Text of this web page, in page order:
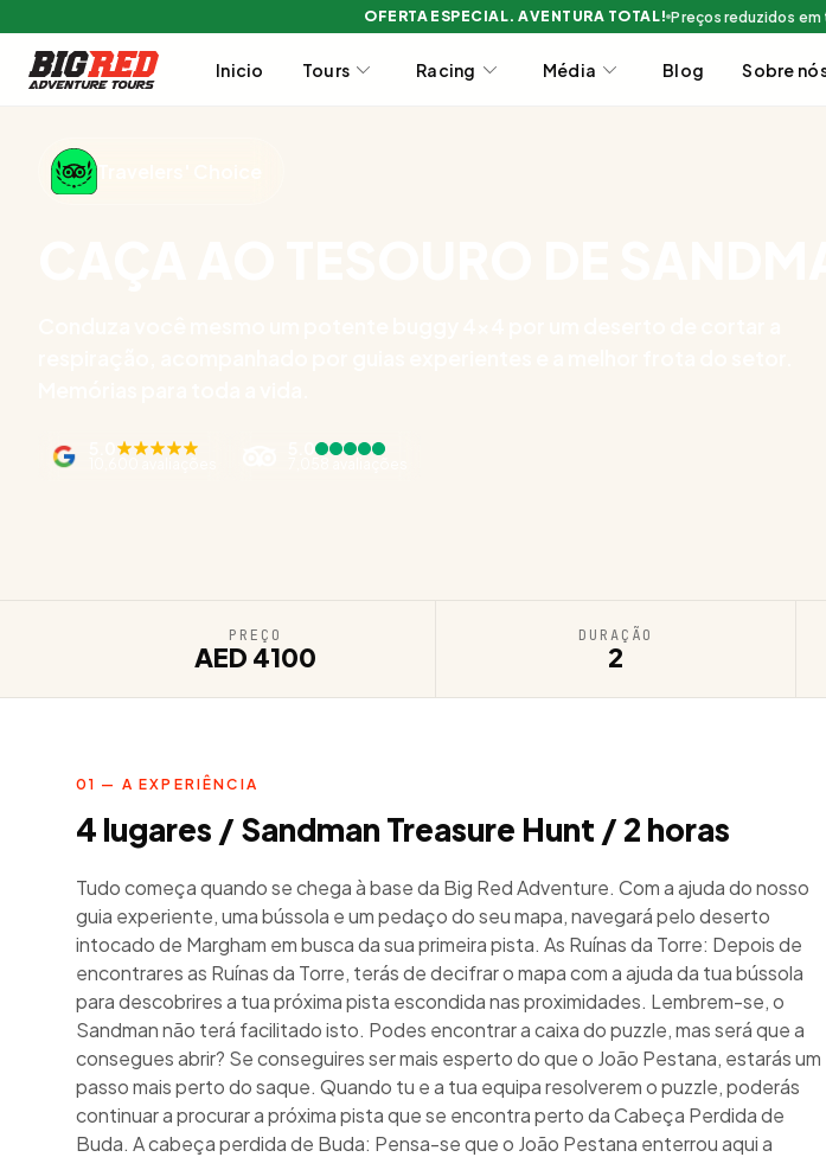
OFERTA ESPECIAL. AVENTURA TOTAL! Preços reduzidos
Inicio Tours Racing Média Blog Sobre
5.0
PREÇO
AED 4100
DURAÇÃO
2
01 — A EXPERIÊNCIA
4 lugares / Sandman Treasure Hunt / 2 horas
Tudo começa quando se chega à base da Big Red Adventure. Com a ajuda do nosso
guia experiente, uma bússola e um pedaço do seu mapa, navegará pelo deserto
intocado de Margham em busca da sua primeira pista. As Ruínas da Torre: Depois de
encontrares as Ruínas da Torre, terás de decifrar o mapa com a ajuda da tua bússola
para descobrires a tua próxima pista escondida nas proximidades. Lembrem-se, o
Sandman não terá facilitado isto. Podes encontrar a caixa do puzzle, mas será que a
consegues abrir? Se conseguires ser mais esperto do que o João Pestana, estarás um
passo mais perto do saque. Quando tu e a tua equipa resolverem o puzzle, poderás
continuar a procurar a próxima pista que se encontra perto da Cabeça Perdida de
Buda. A cabeça perdida de Buda: Pensa-se que o João Pestana enterrou aqui a